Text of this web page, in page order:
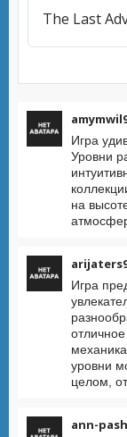
The Last
Игра
Уровни
на
Игра
уровни
целом,
ann-